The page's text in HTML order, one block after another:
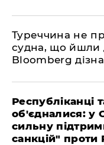
Туреччина не
судна, що йшли
Bloomberg
Республіканці
об'єдналися: у
сильну
санкцій" проти